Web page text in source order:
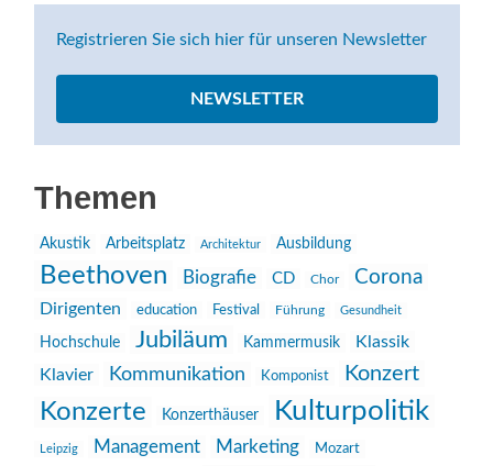
Registrieren Sie sich hier für unseren Newsletter
NEWSLETTER
Themen
Akustik Arbeitsplatz Architektur Ausbildung
Beethoven Biografie CD Chor Corona
Dirigenten education Festival Führung Gesundheit
Hochschule Jubiläum Kammermusik
Klassik
Klavier
Kommunikation Komponist Konzert
Konzerte Konzerthäuser Kulturpolitik
Leipzig Management Marketing Mozart